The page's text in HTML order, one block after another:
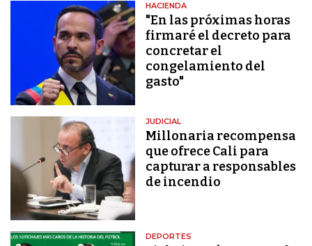
HACIENDA
"En las próximas horas
firmaré el decreto para
concretar el
congelamiento del
gasto"
JUDICIAL
Millonaria recompensa
que ofrece Cali para
capturar a responsables
de incendio
DEPORTES